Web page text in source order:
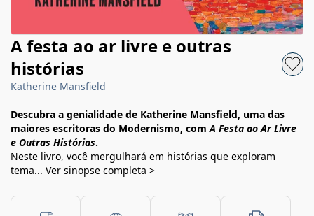
A festa ao ar livre e outras
histórias
Katherine Mansfield
Descubra a genialidade de Katherine Mansfield, uma das
maiores escritoras do Modernismo, comA Festa ao Ar Livre
e Outras Histórias.
Neste livro, você mergulhará em histórias que exploram
tema... Ver sinopse completa >